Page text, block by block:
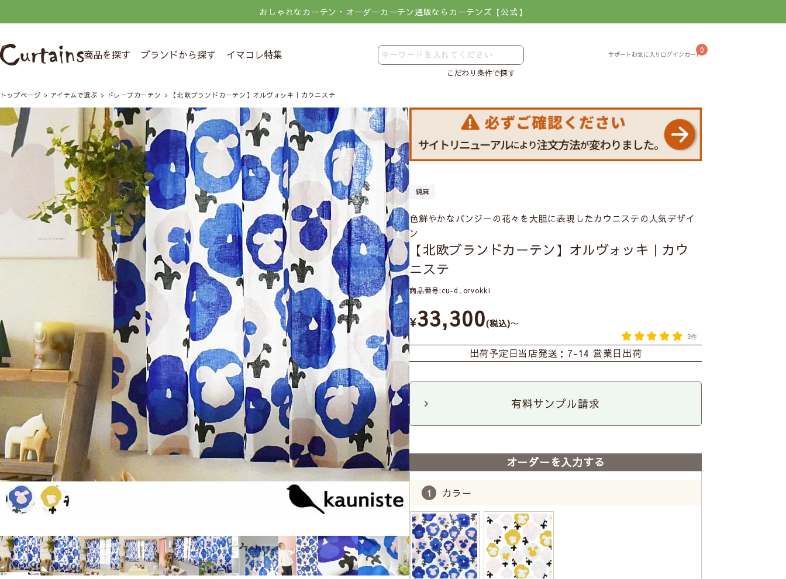
おしゃれなカーテン・オーダーカーテン通販ならカーテンズ【公式】
商品を探す ブランドから探す イマコレ特集
こだわり条件で探す
0
トップページ アイテムで選ぶ ドレープカーテン 【北欧ブランドカーテン】オルヴォッキ｜カウニステ
綿麻
色鮮やかなパンジーの花々を大胆に表現したカウニステの人気デザイ
ン
【北欧ブランドカーテン】オルヴォッキ｜カウ
ニステ
商品番号 cu-d_orvokki
¥33,300 税込 〜
3件
出荷予定日当店発送：7-14 営業日出荷
有料サンプル請求
オーダーを入力する
カラー